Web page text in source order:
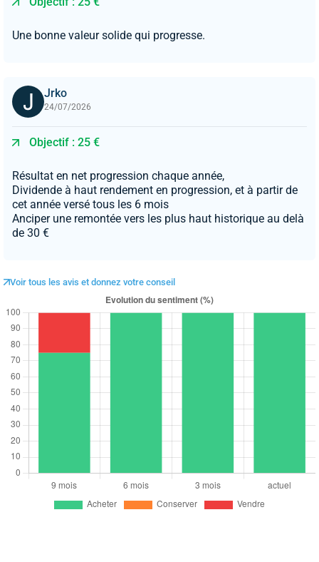
Une bonne valeur solide qui progresse.
Jrko
24/07/2026
Objectif : 25 €
Résultat en net progression chaque année,
Dividende à haut rendement en progression, et à partir de
cet année versé tous les 6 mois
Anciper une remontée vers les plus haut historique au delà
de 30 €
Voir tous les avis et donnez votre conseil